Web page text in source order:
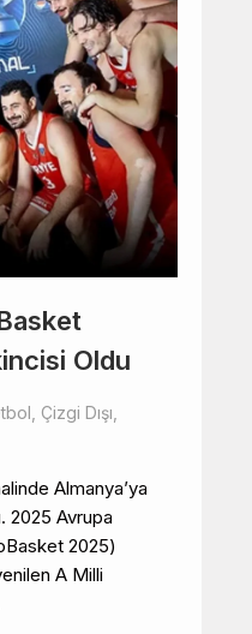
Oldu
Çizgi Dışı
Almanya’ya
2025 Avrupa
2025)
A Milli